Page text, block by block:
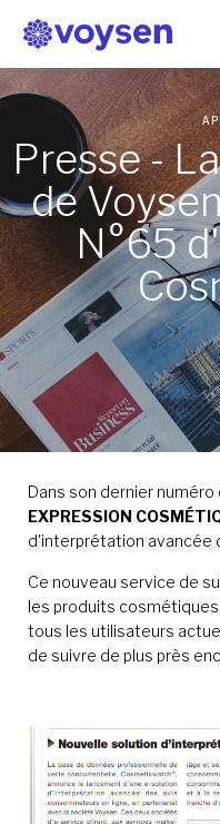
Presse -
de
N°65
Dans son dernier
EXPRESSION
d'interprétation avancée
Ce nouveau service de
les produits
tous les utilisateurs
de suivre de plus près